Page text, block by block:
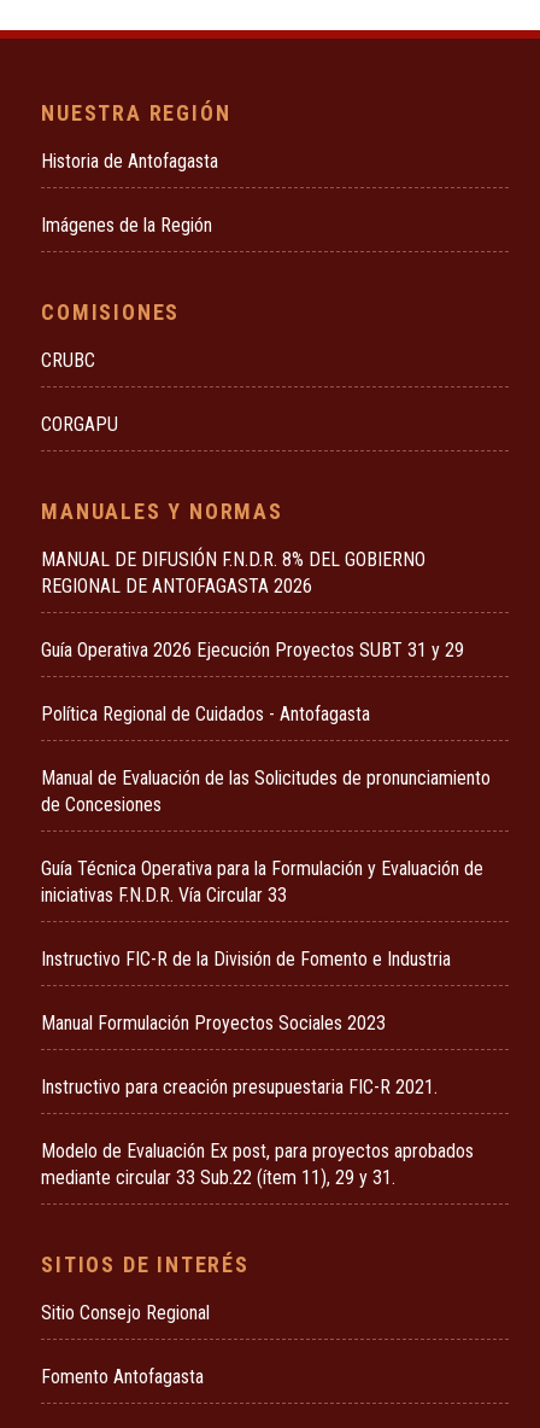
NUESTRA REGIÓN
Historia de Antofagasta
Imágenes de la Región
COMISIONES
CRUBC
CORGAPU
MANUALES Y NORMAS
MANUAL DE DIFUSIÓN F.N.D.R. 8% DEL GOBIERNO
REGIONAL DE ANTOFAGASTA 2026
Guía Operativa 2026 Ejecución Proyectos SUBT 31 y 29
Política Regional de Cuidados - Antofagasta
Manual de Evaluación de las Solicitudes de pronunciamiento
de Concesiones
Guía Técnica Operativa para la Formulación y Evaluación de
iniciativas F.N.D.R. Vía Circular 33
Instructivo FIC-R de la División de Fomento e Industria
Manual Formulación Proyectos Sociales 2023
Instructivo para creación presupuestaria FIC-R 2021.
Modelo de Evaluación Ex post, para proyectos aprobados
mediante circular 33 Sub.22 (ítem 11), 29 y 31.
SITIOS DE INTERÉS
Sitio Consejo Regional
Fomento Antofagasta